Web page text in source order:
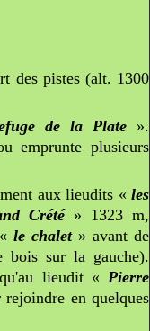
des pistes (alt. 1300
de la Plate ».
emprunte plusieurs
aux lieudits « les
Crété» 1323 m,
le chalet» avant de
bois sur la gauche).
lieudit « Pierre
en quelques